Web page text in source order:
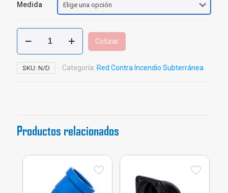
Medida
Codo
90°
PVC
C-
Cotizar
SKU: N/D Categoría: Red Contra Incendio Subterránea
Productos relacionados